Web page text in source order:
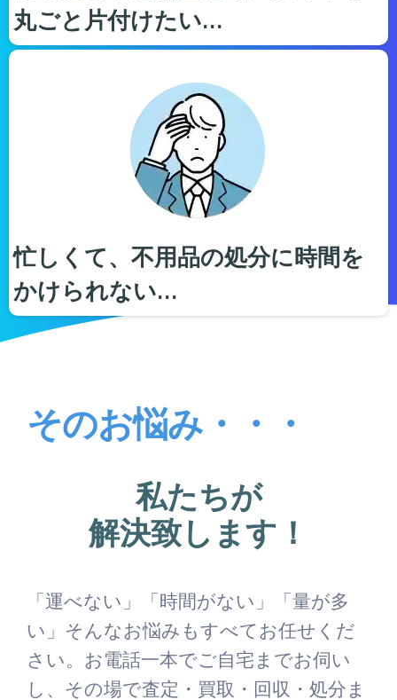
丸ごと片付けたい…
忙しくて、不用品の処分に時間を
かけられない…
そのお悩み・・・
私たちが
解決致します！
「運べない」「時間がない」「量が多
い」そんなお悩みもすべてお任せくだ
さい。お電話一本でご自宅までお伺い
し、その場で査定・買取・回収・処分ま